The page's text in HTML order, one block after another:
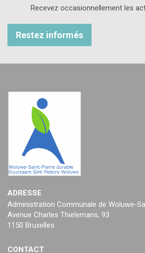
Recevez occasionnellement les
Restez informés
ADRESSE
Administration Communale de Woluwe-
Avenue Charles Thielemans, 93
1150 Bruxelles
CONTACT